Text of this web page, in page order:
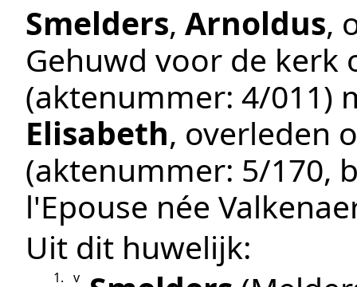
Smelders, Arnoldus,
Gehuwd voor de kerk
(aktenummer: 4/011)
Elisabeth, overleden
(aktenummer: 5/170,
l'Epouse née
Uit dit huwelijk:
1. v